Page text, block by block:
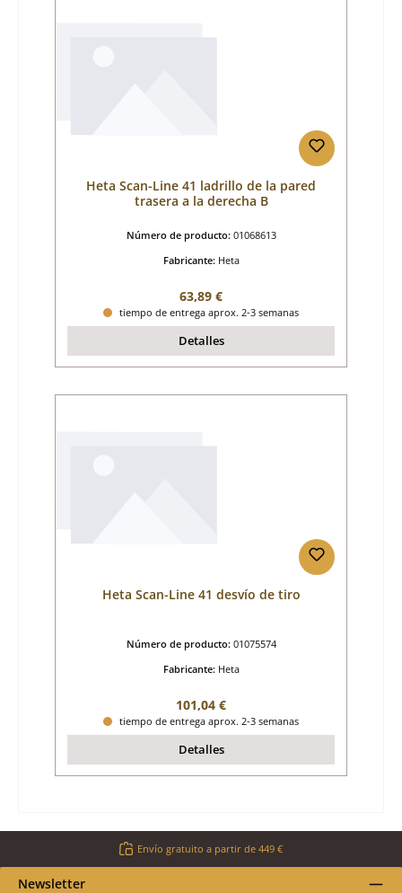
Heta Scan-Line 41 ladrillo de la pared
trasera a la derecha B
Número de producto: 01068613
Fabricante: Heta
Precio normal:
63,89 €
tiempo de entrega aprox. 2-3 semanas
Detalles
Heta Scan-Line 41 desvío de tiro
Número de producto: 01075574
Fabricante: Heta
Precio normal:
101,04 €
tiempo de entrega aprox. 2-3 semanas
Detalles
Envío gratuito a partir de 449 €
Newsletter